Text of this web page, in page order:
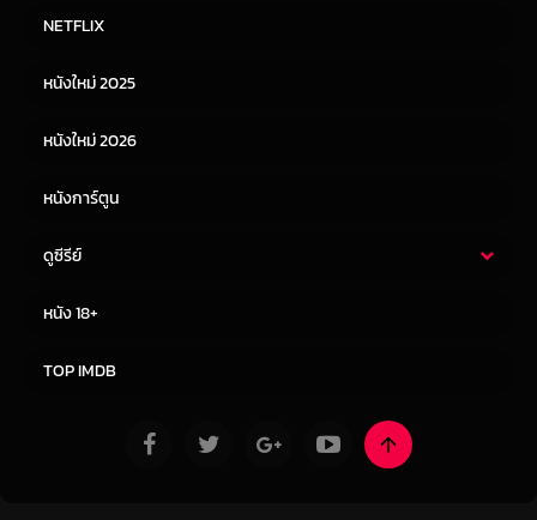
หนังจีน
NETFLIX
หนังใหม่ 2025
หนังใหม่ 2026
หนังการ์ตูน
ดูซีรีย์
หนัง 18+
TOP IMDB